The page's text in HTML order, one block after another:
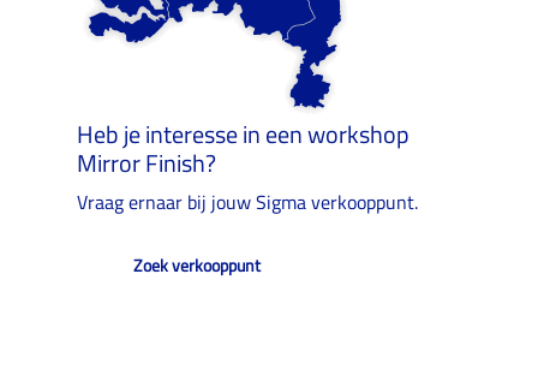
Heb je interesse in een workshop
Mirror Finish?
Vraag ernaar bij jouw Sigma verkooppunt.
Zoek verkooppunt